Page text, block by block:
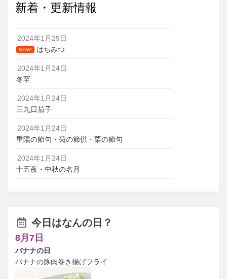
新着・更新情報
2024年1月29日
NEW! はちみつ
2024年1月24日
冬至
2024年1月24日
三九日茄子
2024年1月24日
重陽の節句・菊の節供・栗の節句
2024年1月24日
十五夜・中秋の名月
今日はなんの日？
8月7日
バナナの日
バナナの豚肉巻き揚げフライ